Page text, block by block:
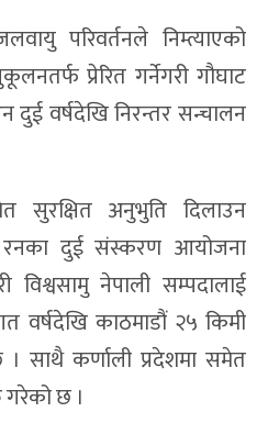
परिवर्तनले निम्त्याएको
प्रेरित गर्नेगरी गौघाट
दुई वर्षदेखि निरन्तर सन्चालन
सुरक्षित अनुभुति दिलाउन
दुई संस्करण आयोजना
नेपाली सम्पदालाई
वर्षदेखि काठमाडौं २५ किमी
साथै कर्णाली प्रदेशमा समेत
छ ।